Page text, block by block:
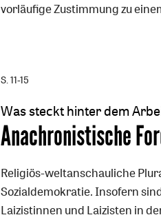
vorläufige Zustimmung zu
S. 11-15
Was steckt hinter dem
:
Anachronistische
Religiös-weltanschauliche
Sozialdemokratie. Insofern
Laizistinnen und Laizisten in